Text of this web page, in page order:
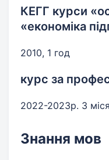
КЕГГ курси
«економіка
2010, 1 год
курс за
2022-2023р. 3
Знання мов